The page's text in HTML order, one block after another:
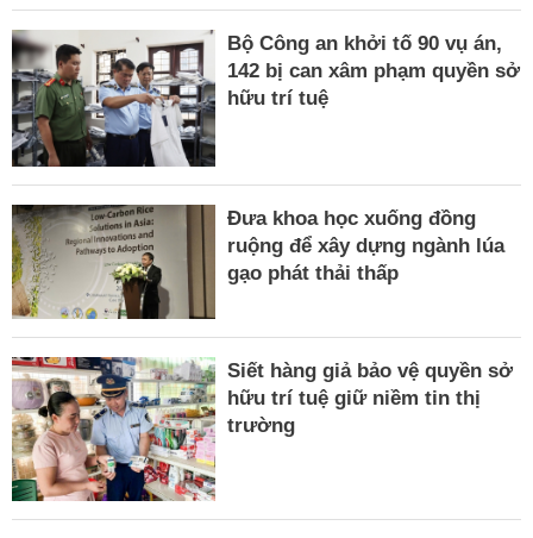
Bộ Công an khởi tố 90 vụ án,
142 bị can xâm phạm quyền sở
hữu trí tuệ
Đưa khoa học xuống đồng
ruộng để xây dựng ngành lúa
gạo phát thải thấp
Siết hàng giả bảo vệ quyền sở
hữu trí tuệ giữ niềm tin thị
trường